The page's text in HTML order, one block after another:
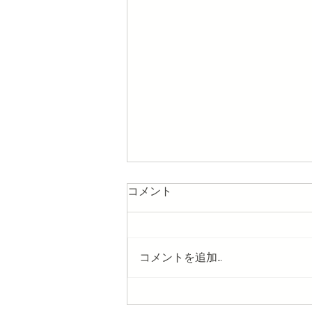
プライベートシェフをスター
コメント
コメントを追加…